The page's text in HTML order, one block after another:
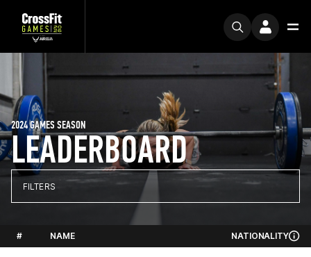
LEADERBOARD
2024 GAMES SEASON
FILTERS
# NAME NATIONALITY